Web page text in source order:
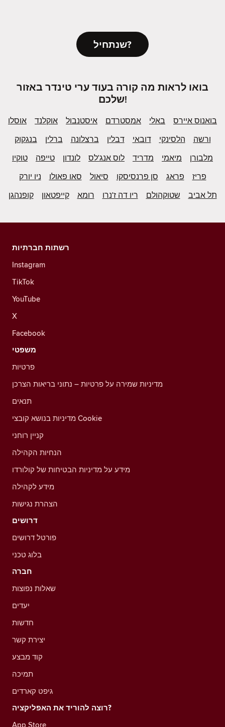
שנתחיל?
בואו לראות מה קורה בעוד ערי טינדר באזור
שלכם!
אוסלו אוקלנד איסטנבול אמסטרדם באלי
בואנוס איירס
בנגקוק
ברלין ברצלונה דבלין דובאי הלסינקי
ורשה
טוקיו
טייפה לונדון לוס אנג'לס מדריד מיאמי
מלבורן
ניו יורק
סאו פאולו סיאול סן פרנסיסקו פראג
פריז
קופנהגן
קייפטאון רומא ריו דה ז'נרו שטוקהולם תל אביב
רשתות חברתיות
Instagram
TikTok
YouTube
X
Facebook
משפטי
פרטיות
מדיניות שמירה על פרטיות – נתוני בריאות הצרכן
תנאים
מדיניות בנושא קובצי Cookie
קניין רוחני
הנחיות הקהילה
מידע על מדיניות הבטיחות של קולורדו
מידע לקהילה
הצהרת נגישות
דרושים
פורטל דרושים
בלוג טכני
חברה
שאלות נפוצות
יעדים
חדשות
יצירת קשר
קוד מבצע
תמיכה
גיפט קארדים
רוצה להוריד את האפליקציה?
App Store